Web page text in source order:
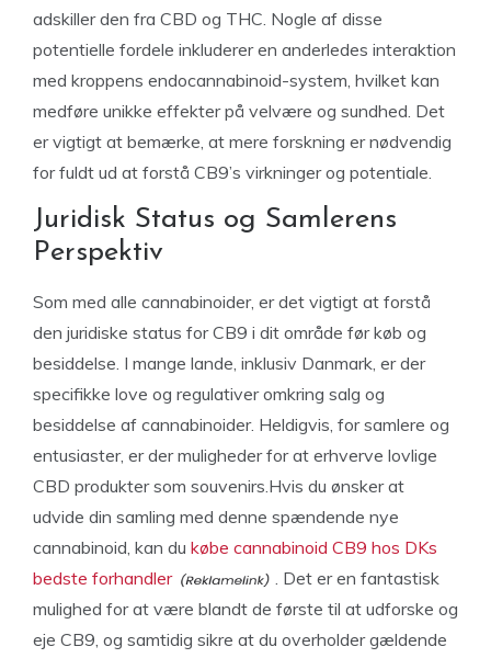
adskiller den fra CBD og THC. Nogle af disse
potentielle fordele inkluderer en anderledes interaktion
med kroppens endocannabinoid-system, hvilket kan
medføre unikke effekter på velvære og sundhed. Det
er vigtigt at bemærke, at mere forskning er nødvendig
for fuldt ud at forstå CB9’s virkninger og potentiale.
Juridisk Status og Samlerens
Perspektiv
Som med alle cannabinoider, er det vigtigt at forstå
den juridiske status for CB9 i dit område før køb og
besiddelse. I mange lande, inklusiv Danmark, er der
specifikke love og regulativer omkring salg og
besiddelse af cannabinoider. Heldigvis, for samlere og
entusiaster, er der muligheder for at erhverve lovlige
CBD produkter som souvenirs.Hvis du ønsker at
udvide din samling med denne spændende nye
cannabinoid, kan du købe cannabinoid CB9 hos DKs
bedste forhandler
. Det er en fantastisk
mulighed for at være blandt de første til at udforske og
eje CB9, og samtidig sikre at du overholder gældende